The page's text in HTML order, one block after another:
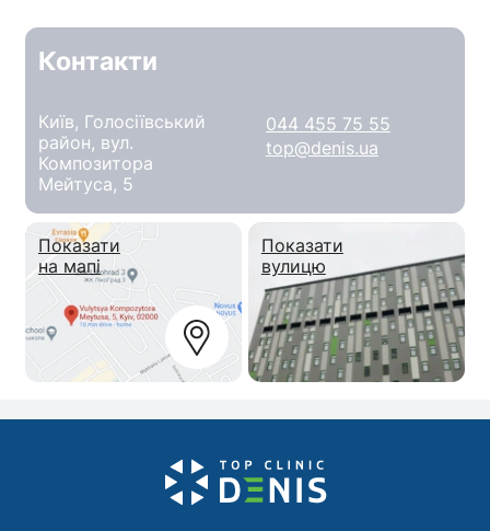
Контакти
Київ, Голосіївський
район, вул.
Композитора
Мейтуса, 5
044 455 75 55
top@denis.ua
Показати
на мапі
Показати
вулицю